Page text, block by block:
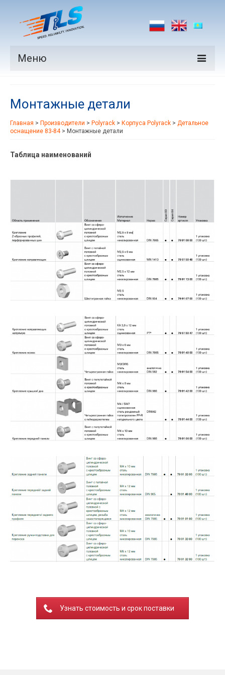
Меню
Производители
Рынки
Монтажные детали
Главная > Производители > Polyrack > Корпуса Polyrack > Детальное
оснащение 83-84> Монтажные детали
Таблица наименований
Узнать стоимость и срок поставки